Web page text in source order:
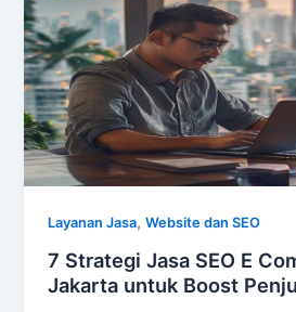
Layanan Jasa,Website dan SEO
7 Strategi Jasa SEO E
Jakarta untuk Boost